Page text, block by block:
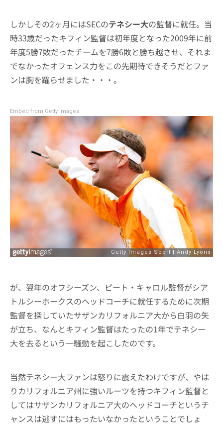
しかしその2ヶ月にはSECのテネシー大の監督に就任。当
時33歳だったキフィン監督は初年度となった2009年に前
年度5勝7敗だったチームを7勝6敗と勝ち越させ、それま
でなかったオフェンス力をこの先期待できそうだとファ
ンは胸を躍らせました・・・。
Embed from Getty Images
が、翌年のオフシーズン、ピート・キャロル監督がシア
トルシーホークスのヘッドコーチに就任するために次期
監督を探していたサザンカリフォルニア大から白羽の矢
が立ち、なんとキフィン監督はたったの1年でテネシー
大を去るという一騒動を起こしたのです。
当然テネシー大ファンは怒りに震えたわけですが、やは
りカリフォルニア州に強いルーツを持つキフィン監督と
してはサザンカリフォルニア大のヘッドコーチというチ
ャンスは逃すにはもったいなかったということでしょ